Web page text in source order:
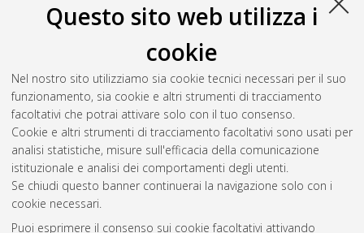
Questo sito web utilizza i
cookie
Nel nostro sito utilizziamo sia cookie tecnici necessari per il suo
funzionamento, sia cookie e altri strumenti di tracciamento
facoltativi che potrai attivare solo con il tuo consenso.
Cookie e altri strumenti di tracciamento facoltativi sono usati per
analisi statistiche, misure sull'efficacia della comunicazione
istituzionale e analisi dei comportamenti degli utenti.
Se chiudi questo banner continuerai la navigazione solo con i
cookie necessari.
Puoi esprimere il consenso sui cookie facoltativi attivando
Vedi altre statistiche
Gestione del documento: